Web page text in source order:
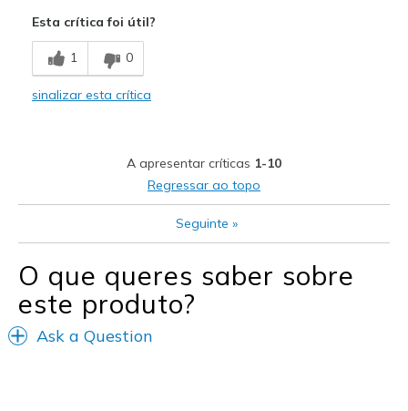
Breathe Well
Comfortable
Less forever
To work
Width
Feels true to width
Sizing
Feels true to size
Esta crítica foi útil?
1 0
sinalizar esta crítica
A apresentar críticas 1-10
Regressar ao topo
Seguinte »
O que queres saber sobre
este produto?
Ask a Question